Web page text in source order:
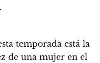
temporada está la
de una mujer en el